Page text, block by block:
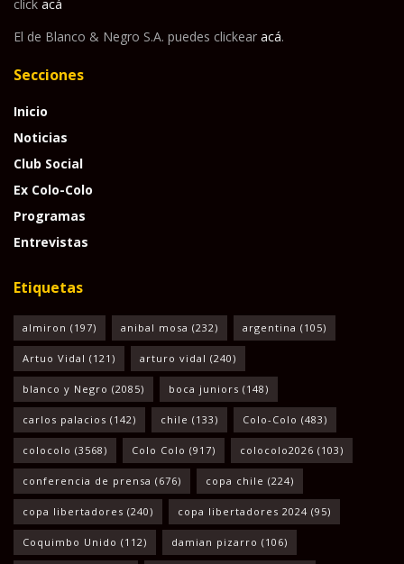
click acá
El de Blanco & Negro S.A. puedes clickear acá.
Secciones
Inicio
Noticias
Club Social
Ex Colo-Colo
Programas
Entrevistas
Etiquetas
almiron (197) anibal mosa (232) argentina (105)
Artuo Vidal (121) arturo vidal (240)
blanco y Negro (2085) boca juniors (148)
carlos palacios (142) chile (133) Colo-Colo (483)
colocolo (3568) Colo Colo (917) colocolo2026 (103)
conferencia de prensa (676) copa chile (224)
copa libertadores (240) copa libertadores 2024 (95)
Coquimbo Unido (112) damian pizarro (106)